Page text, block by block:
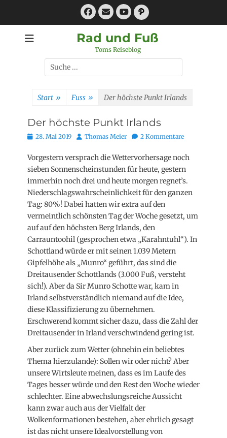
Facebook
E-
MailYouTube
Pfad
Rad und Fuß
Toms Reiseblog
Suchen
nach:
Start » Fuss » Der höchste Punkt Irlands
Der höchste Punkt Irlands
Posted
28. Mai 2019 AutorThomas Meier 2 Kommentare
Vorgestern versprach die Wettervorhersage noch
sieben Sonnenscheinstunden für heute, gestern
immerhin noch drei und heute morgen regnet’s.
Niederschlagswahrscheinlichkeit für den ganzen
Tag: 80%! Dabei hatten wir extra auf den
vermeintlich schönsten Tag der Woche gesetzt, um
auf auf den höchsten Berg Irlands, den
Carrauntoohil (gesprochen etwa „Karahntuhl“). In
Schottland würde er mit seinen 1.039 Metern
Gipfelhöhe als „Munro“ geführt, das sind die
Dreitausender Schottlands (3.000 Fuß, versteht
sich!). Aber da Sir Munro Schotte war, kam in
Irland selbstverständlich niemand auf die Idee,
diese Klassifizierung zu übernehmen.
Erschwerend kommt sicher dazu, dass die Zahl der
Dreitausender in Irland verschwindend gering ist.
Aber zurück zum Wetter (ohnehin ein beliebtes
Thema hierzulande): Sollen wir oder nicht? Aber
unsere Wirtsleute meinen, dass es im Laufe des
Tages besser würde und den Rest den Woche wieder
schlechter. Eine abwechslungsreiche Aussicht
kann zwar auch aus der Vielfalt der
Wolkenformationen bestehen, aber ehrlich gesagt
ist das nicht unsere Idealvorstellung von